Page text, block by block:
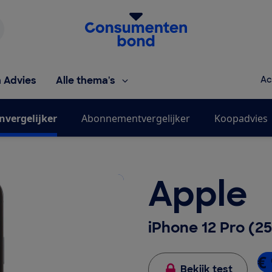
Homepage van de Consumentenbond
Advies Alle thema's
Abonnementvergelijker Koopadvies
Apple
iPhone 12 Pro
Bekijk test €